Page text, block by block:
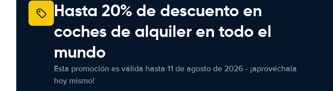
Hasta 20% de descuento en
coches de alquiler en todo el
mundo
Esta promoción es válida hasta 11 de agosto de 2026 - ¡aprovéchala
hoy mismo!